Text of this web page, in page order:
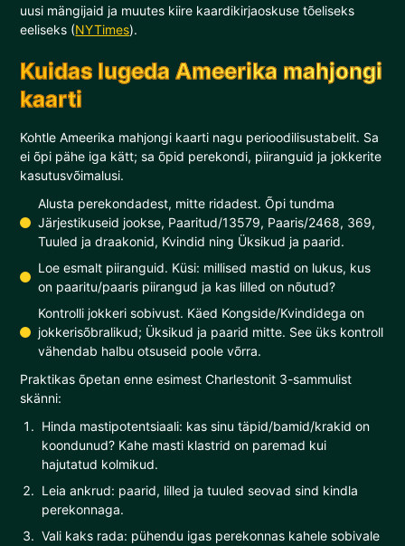
uusi mängijaid ja muutes kiire kaardikirjaoskuse tõeliseks
eeliseks (NYTimes).
Kuidas lugeda Ameerika mahjongi
kaarti
Kohtle Ameerika mahjongi kaarti nagu perioodilisustabelit. Sa
ei õpi pähe iga kätt; sa õpid perekondi, piiranguid ja jokkerite
kasutusvõimalusi.
Alusta perekondadest, mitte ridadest. Õpi tundma
Järjestikuseid jookse, Paaritud/13579, Paaris/2468, 369,
Tuuled ja draakonid, Kvindid ning Üksikud ja paarid.
Loe esmalt piiranguid. Küsi: millised mastid on lukus, kus
on paaritu/paaris piirangud ja kas lilled on nõutud?
Kontrolli jokkeri sobivust. Käed Kongside/Kvindidega on
jokkerisõbralikud; Üksikud ja paarid mitte. See üks kontroll
vähendab halbu otsuseid poole võrra.
Praktikas õpetan enne esimest Charlestonit 3-sammulist
skänni:
Hinda mastipotentsiaali: kas sinu täpid/bamid/krakid on
koondunud? Kahe masti klastrid on paremad kui
hajutatud kolmikud.
Leia ankrud: paarid, lilled ja tuuled seovad sind kindla
perekonnaga.
Vali kaks rada: pühendu igas perekonnas kahele sobivale